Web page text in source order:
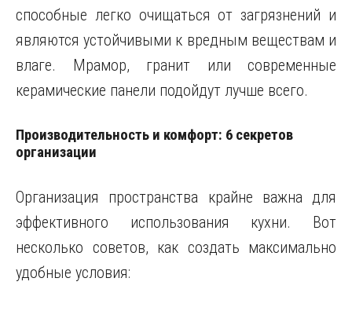
способные легко очищаться от загрязнений и
являются устойчивыми к вредным веществам и
влаге. Мрамор, гранит или современные
керамические панели подойдут лучше всего.
Производительность и комфорт: 6 секретов
организации
Организация пространства крайне важна для
эффективного использования кухни. Вот
несколько советов, как создать максимально
удобные условия: